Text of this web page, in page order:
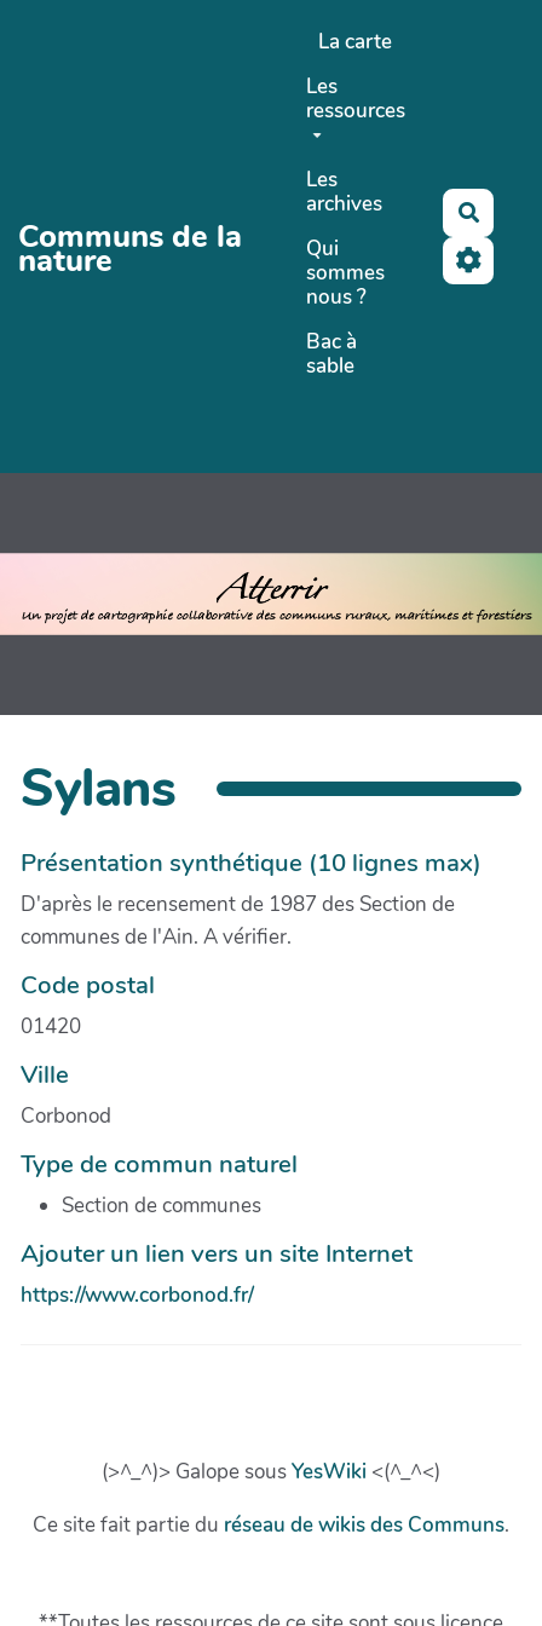
Communs de la
nature
La carte
Les
ressources
Les
archives
Qui
sommes
nous ?
Bac à
sable
Sylans
Présentation synthétique (10 lignes max)
D'après le recensement de 1987 des Section de
communes de l'Ain. A vérifier.
Code postal
01420
Ville
Corbonod
Type de commun naturel
Section de communes
Ajouter un lien vers un site Internet
https://www.corbonod.fr/
(>^_^)> Galope sousYesWiki <(^_^<)
Ce site fait partie du réseau de wikis des Communs.